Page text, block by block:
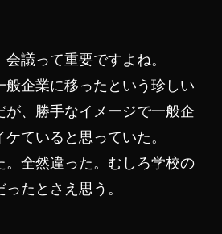
議って重要ですよね。
般企業に移ったという珍しい
が、勝手なイメージで一般企
ていると思っていた。
。全然違った。むしろ学校の
たとさえ思う。